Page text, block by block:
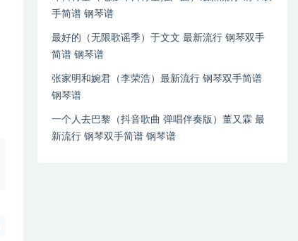
手简谱 钢琴谱
最好的（无限歌谣季）于文文 最新流行 钢琴双手
简谱 钢琴谱
张家明和婉君（李荣浩）最新流行 钢琴双手简谱
钢琴谱
一个人去巴黎（抖音歌曲 弹唱伴奏版）董又霖 最
新流行 钢琴双手简谱 钢琴谱